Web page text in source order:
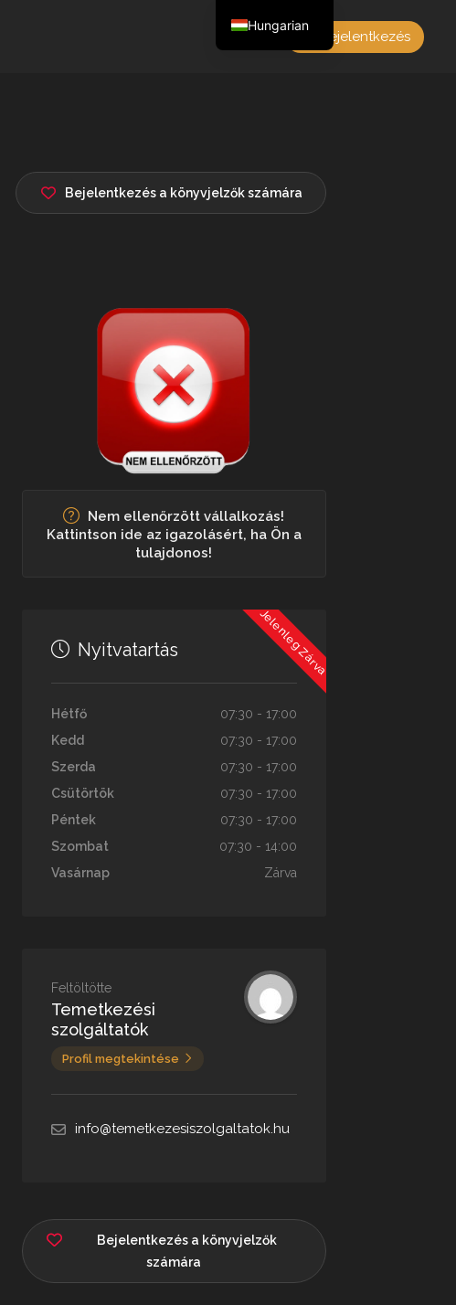
Bejelentkezés
Bejelentkezés a könyvjelzők számára
Nem ellenőrzött vállalkozás!
Kattintson ide az igazolásért, ha Ön a
tulajdonos!
Jelenleg Zárva
Nyitvatartás
Hétfő
07:30 - 17:00
Kedd
07:30 - 17:00
Szerda
07:30 - 17:00
Csütörtök
07:30 - 17:00
Péntek
07:30 - 17:00
Szombat
07:30 - 14:00
Vasárnap
Zárva
Feltöltötte
Temetkezési
szolgáltatók
Profil megtekintése
info@temetkezesiszolgaltatok.hu
Bejelentkezés a könyvjelzők
számára
Hungarian
English
French